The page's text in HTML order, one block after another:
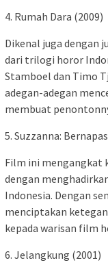
4. Rumah Dara (2009)
Dikenal juga dengan
dari trilogi horor
Stamboel dan Timo
adegan-adegan
membuat
5. Suzzanna:
Film ini mengangkat
dengan
Indonesia. Dengan
menciptakan
kepada warisan film
6. Jelangkung (2001)